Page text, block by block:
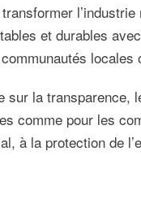
et durables
locales
sur la transparence,
comme pour les
à la protection de